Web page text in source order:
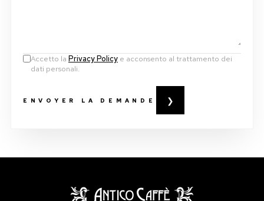
Accetto la Privacy Policye acconsento al trattamento dei
dati personali.
ENVOYER LA DEMANDE ❯